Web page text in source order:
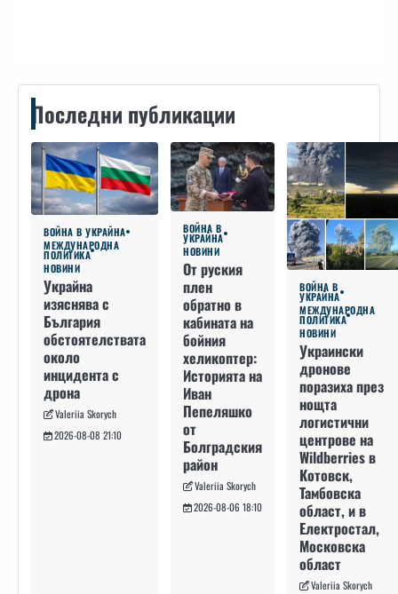
Последни публикации
ВОЙНА В УКРАЙНА
МЕЖДУНАРОДНА
ПОЛИТИКА
НОВИНИ
Украйна
изяснява с
България
обстоятелствата
около
инцидента с
дрона
Valeriia Skorych
2026-08-08 21:10
ВОЙНА В
УКРАЙНА
НОВИНИ
От руския
плен
обратно в
кабината на
бойния
хеликоптер:
Историята на
Иван
Пепеляшко
от
Болградския
район
Valeriia Skorych
2026-08-06 18:10
ВОЙНА В
УКРАЙНА
МЕЖДУНАРОДНА
ПОЛИТИКА
НОВИНИ
Украински
дронове
поразиха през
нощта
логистични
центрове на
Wildberries в
Котовск,
Тамбовска
област, и в
Електростал,
Московска
област
Valeriia Skorych